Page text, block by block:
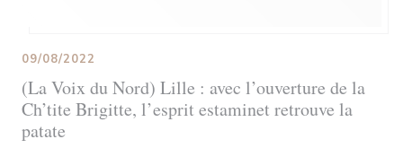
(La Voix du Nord) Lille : avec l’ouverture de la
Ch’tite Brigitte, l’esprit estaminet retrouve la
patate
09/08/2022